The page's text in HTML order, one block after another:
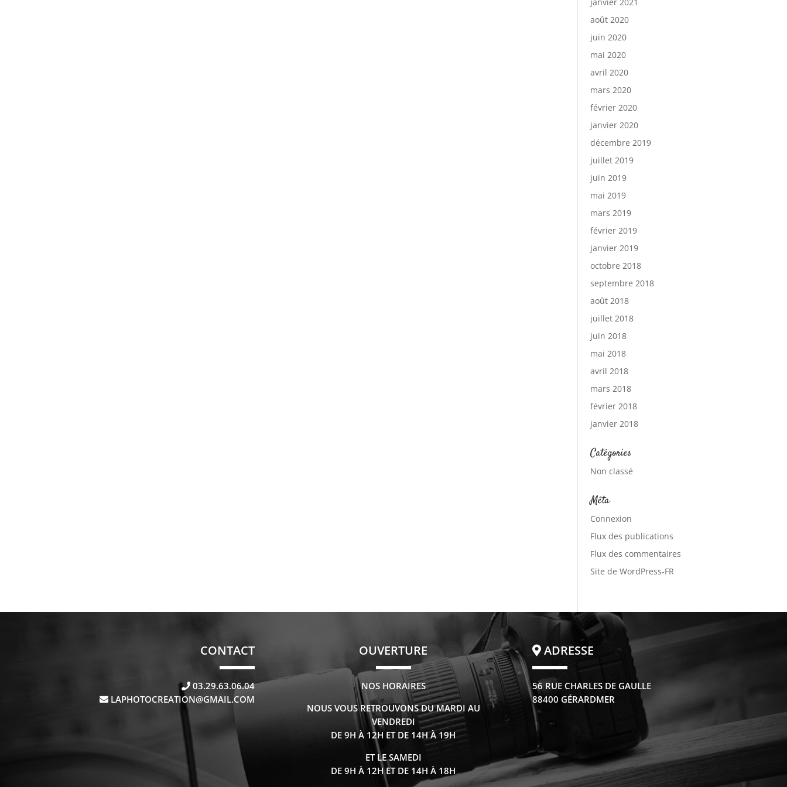
août 2020
juin 2020
mai 2020
avril 2020
mars 2020
février 2020
janvier 2020
décembre 2019
juillet 2019
juin 2019
mai 2019
mars 2019
février 2019
janvier 2019
octobre 2018
septembre 2018
août 2018
juillet 2018
juin 2018
mai 2018
avril 2018
mars 2018
février 2018
janvier 2018
Catégories
Non classé
Méta
Connexion
Flux des publications
Flux des commentaires
Site de WordPress-FR
CONTACT
03.29.63.06.04
LAPHOTOCREATION@GMAIL.COM
OUVERTURE
NOS HORAIRES
NOUS VOUS RETROUVONS DU MARDI AU
VENDREDI
DE 9H À 12H ET DE 14H À 19H
ET LE SAMEDI
DE 9H À 12H ET DE 14H À 18H
ADRESSE
56 RUE CHARLES DE GAULLE
88400 GÉRARDMER